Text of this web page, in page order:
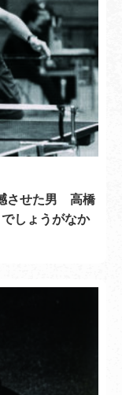
させた男 高橋
しょうがなか